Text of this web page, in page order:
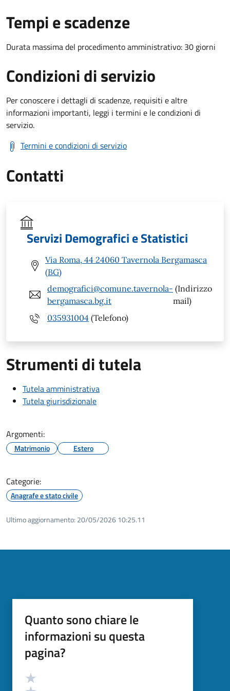
Tempi e scadenze
Durata massima del procedimento amministrativo: 30 giorni
Condizioni di servizio
Per conoscere i dettagli di scadenze, requisiti e altre
informazioni importanti, leggi i termini e le condizioni di
servizio.
Termini e condizioni di servizio
Contatti
Servizi Demografici e Statistici
Via Roma, 44 24060 Tavernola Bergamasca
(BG)
demografici@comune.tavernola-
bergamasca.bg.it
(Indirizzo
mail)
035931004 (Telefono)
Strumenti di tutela
Tutela amministrativa
Tutela giurisdizionale
Argomenti:
Matrimonio Estero
Categorie:
Anagrafe e stato civile
Ultimo aggiornamento: 20/05/2026 10:25.11
Quanto sono chiare le
informazioni su questa
pagina?
Valutazione